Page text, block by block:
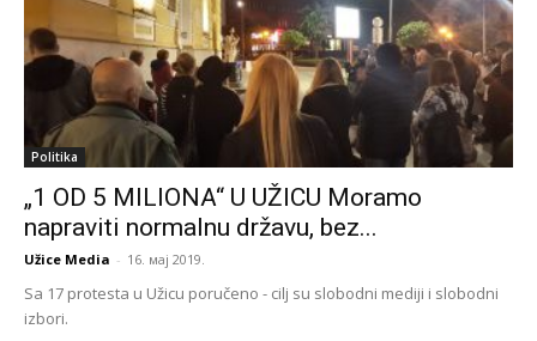
Politika
„1 OD 5 MILIONA“ U UŽICU Moramo
napraviti normalnu državu, bez...
Užice Media - 16. мај 2019.
Sa 17 protesta u Užicu poručeno - cilj su slobodni mediji i slobodni
izbori.